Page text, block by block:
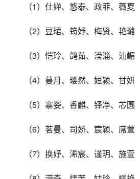
（1）仕婵、悠泰、政菲、薇夏
（2）豆珺、筠妤、梅贤、艳璐
（3）恺玲、鸽茹、滢淄、汕嵋
（4）蔓月、璎然、姮颍、甘妍
（5）寨姿、香麒、铎净、芯圆
（6）茗曼、司娇、宸颖、席萱
（7）换妤、浠宸、谨玥、施萱